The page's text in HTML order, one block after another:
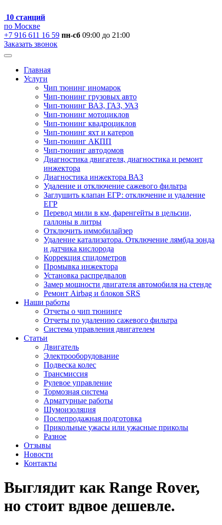
10 станций
по Москве
+7 916 611 16 59 пн-сб 09:00 до 21:00
Заказать звонок
Главная
Услуги
Чип тюнинг иномарок
Чип-тюнинг грузовых авто
Чип-тюнинг ВАЗ, ГАЗ, УАЗ
Чип-тюнинг мотоциклов
Чип-тюнинг квадроциклов
Чип-тюнинг яхт и катеров
Чип-тюнинг АКПП
Чип-тюнинг автодомов
Диагностика двигателя, диагностика и ремонт
инжектора
Диагностика инжектора ВАЗ
Удаление и отключение сажевого фильтра
Заглушить клапан ЕГР: отключение и удаление
ЕГР
Перевод мили в км, фаренгейты в цельсии,
галлоны в литры
Отключить иммобилайзер
Удаление катализатора. Отключение лямбда зонда
и датчика кислорода
Коррекция спидометров
Промывка инжектора
Установка распредвалов
Замер мощности двигателя автомобиля на стенде
Ремонт Airbag и блоков SRS
Наши работы
Отчеты о чип тюнинге
Отчеты по удалению сажевого фильтра
Система управления двигателем
Статьи
Двигатель
Электрооборудование
Подвеска колес
Трансмиссия
Рулевое управление
Тормозная система
Арматурные работы
Шумоизоляция
Послепродажная подготовка
Прикольные ужасы или ужасные приколы
Разное
Отзывы
Новости
Контакты
Выглядит как Range Rover,
но стоит вдвое дешевле.